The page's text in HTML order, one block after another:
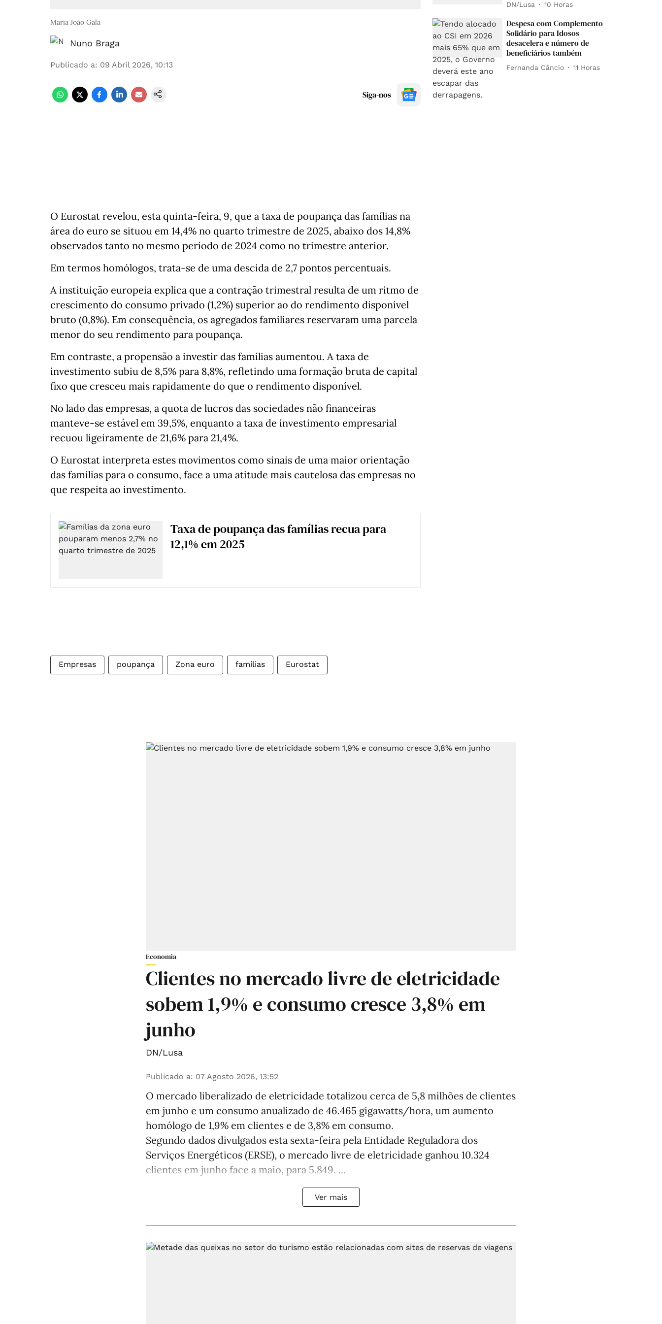
Maria João Gala
Nuno Braga
Publicado a: 09 Abril 2026, 10:13
Siga-nos
O Eurostat revelou, esta quinta-feira, 9, que a taxa de poupança das famílias na
área do euro se situou em 14,4% no quarto trimestre de 2025, abaixo dos 14,8%
observados tanto no mesmo período de 2024 como no trimestre anterior.
Em termos homólogos, trata‑se de uma descida de 2,7 pontos percentuais.
A instituição europeia explica que a contração trimestral resulta de um ritmo de
crescimento do consumo privado (1,2%) superior ao do rendimento disponível
bruto (0,8%). Em consequência, os agregados familiares reservaram uma parcela
menor do seu rendimento para poupança.
Em contraste, a propensão a investir das famílias aumentou. A taxa de
investimento subiu de 8,5% para 8,8%, refletindo uma formação bruta de capital
fixo que cresceu mais rapidamente do que o rendimento disponível.
No lado das empresas, a quota de lucros das sociedades não financeiras
manteve‑se estável em 39,5%, enquanto a taxa de investimento empresarial
recuou ligeiramente de 21,6% para 21,4%.
O Eurostat interpreta estes movimentos como sinais de uma maior orientação
das famílias para o consumo, face a uma atitude mais cautelosa das empresas no
que respeita ao investimento.
Taxa de poupança das famílias recua para
12,1% em 2025
Empresas poupança Zona euro famílias Eurostat
DN/Lusa 10 Horas
Despesa com Complemento
Solidário para Idosos
desacelera e número de
beneficiários também
Fernanda Câncio 11 Horas
Economia
Clientes no mercado livre de eletricidade
sobem 1,9% e consumo cresce 3,8% em
junho
DN/Lusa
Publicado a: 07 Agosto 2026, 13:52
O mercado liberalizado de eletricidade totalizou cerca de 5,8 milhões de clientes
em junho e um consumo anualizado de 46.465 gigawatts/hora, um aumento
homólogo de 1,9% em clientes e de 3,8% em consumo.
Segundo dados divulgados esta sexta-feira pela Entidade Reguladora dos
Serviços Energéticos (ERSE), o mercado livre de eletricidade ganhou 10.324
clientes em junho face a maio, para 5.849. ...
Ver mais